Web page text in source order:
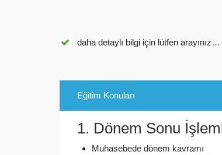
daha detaylı bilgi için lütfen
Eğitim Konuları
1. Dönem Sonu
Muhasebede dönem kavramı